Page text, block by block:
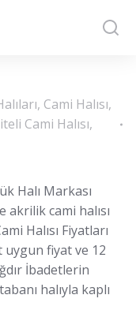
, Cami Halısı,
Cami Halısı,
Halı Markası
akrilik cami halısı
Halısı Fiyatları
uygun fiyat ve 12
İbadetlerin
halıyla kaplı